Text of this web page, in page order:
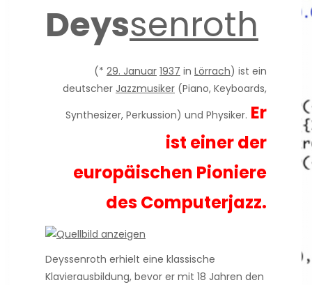
Deyssenroth
(* 29. Januar 1937 in Lörrach) ist ein
deutscher Jazzmusiker (Piano, Keyboards,
Synthesizer, Perkussion) und Physiker. Er
ist einer der
europäischen Pioniere
des Computerjazz.
Deyssenroth erhielt eine klassische
Klavierausbildung, bevor er mit 18 Jahren den